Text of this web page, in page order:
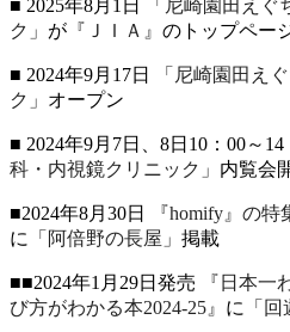
■ 2025年8月1日
「尼崎園田え
ク」 が 『ＪＩＡ』 のトップペー
■ 2024年9月17日
「尼崎園田え
ク」 オープン
■ 2024年9月7日、8日10：00～14
科・内視鏡クリニック」 内覧会
■2024年8月30日
『homify』の特
に
「阿倍野の長屋」 掲載
■■2024年1月29日発売
『日本一
び方がわかる本2024-25』 に 「